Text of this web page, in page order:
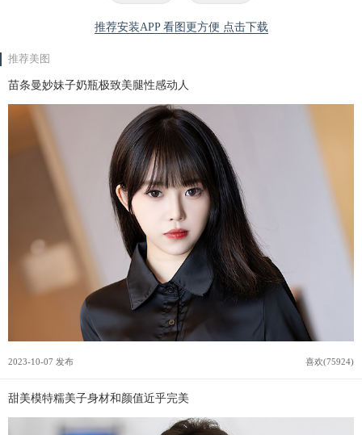
推荐安装APP 看图更方便 点击下载
推荐美图
苗条曼妙妹子奶瓶极致美腿性感动人
2023-10-07 发布 喜欢(75924)
甜美模特糯美子身材和颜值近乎完美